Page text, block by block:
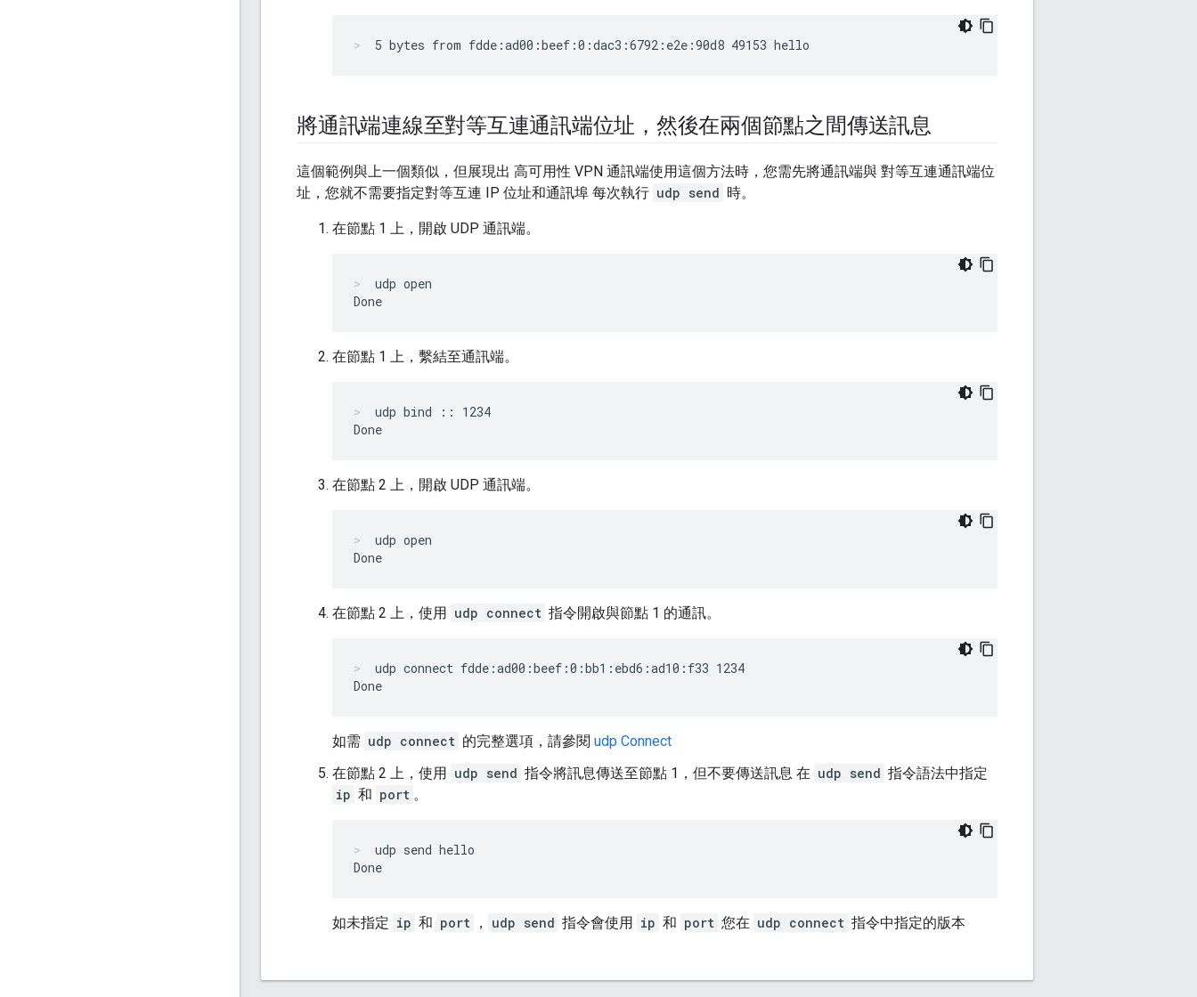
5 bytes from fdde:ad00:beef:0:dac3:6792:e2e:90d8 49153 hello
將通訊端連線至對等互連通訊端位址，然後在兩個節點之間傳送訊息
這個範例與上一個類似，但展現出 高可用性 VPN 通訊端使用這個方法時，您需先將通訊端與 對等互連通訊端位
址，您就不需要指定對等互連 IP 位址和通訊埠 每次執行 udp send 時。
在節點 1 上，開啟 UDP 通訊端。
udp open
在節點 1 上，繫結至通訊端。
udp bind :: 1234
在節點 2 上，開啟 UDP 通訊端。
udp open
在節點 2 上，使用 udp connect 指令開啟與節點 1 的通訊。
udp connect fdde:ad00:beef:0:bb1:ebd6:ad10:f33 1234
如需 udp connect 的完整選項，請參閱 udp Connect
在節點 2 上，使用 udp send 指令將訊息傳送至節點 1，但不要傳送訊息 在 udp send 指令語法中指定
ip 和 port 。
udp send hello
如未指定 ip 和 port ， udp send 指令會使用 ip 和 port 您在 udp connect 指令中指定的版本